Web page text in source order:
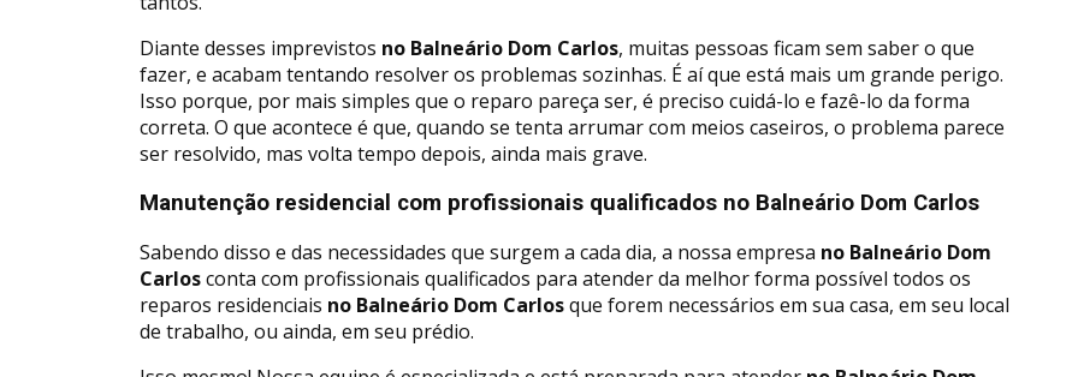
Diante desses imprevistos no Balneário Dom Carlos, muitas pessoas ficam sem saber o que
fazer, e acabam tentando resolver os problemas sozinhas. É aí que está mais um grande perigo.
Isso porque, por mais simples que o reparo pareça ser, é preciso cuidá-lo e fazê-lo da forma
correta. O que acontece é que, quando se tenta arrumar com meios caseiros, o problema parece
ser resolvido, mas volta tempo depois, ainda mais grave.
Manutenção residencial com profissionais qualificados no Balneário Dom Carlos
Sabendo disso e das necessidades que surgem a cada dia, a nossa empresa no Balneário Dom
Carlosconta com profissionais qualificados para atender da melhor forma possível todos os
reparos residenciais no Balneário Dom Carlosque forem necessários em sua casa, em seu local
de trabalho, ou ainda, em seu prédio.